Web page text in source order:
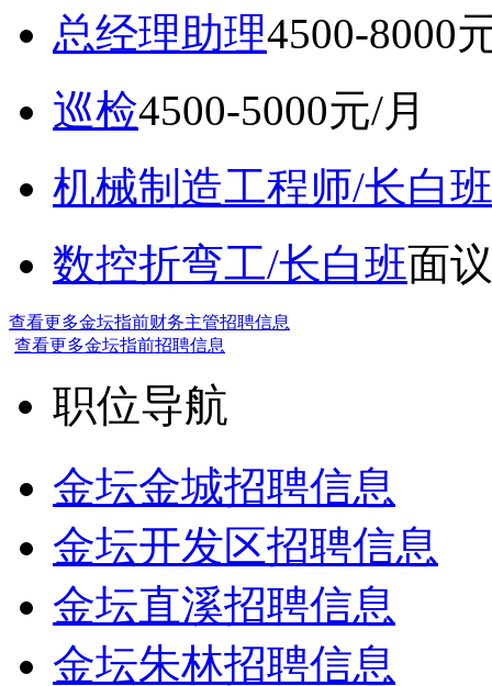
总经理助理4500-8000
巡检4500-5000元/月
机械制造工程师/长白班
数控折弯工/长白班面议
查看更多金坛指前财务主管招聘信息
查看更多金坛指前招聘信息
职位导航
金坛金城招聘信息
金坛开发区招聘信息
金坛直溪招聘信息
金坛朱林招聘信息